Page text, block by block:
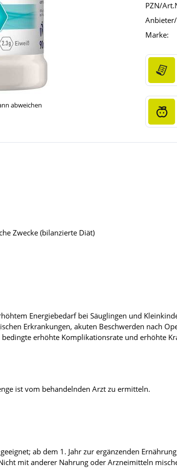
abweichen
PZN/
Marke:
Zwecke (bilanzierte Diät)
Energiebedarf bei Säuglingen und
Erkrankungen, akuten Beschwerden nach
erhöhte Komplikationsrate und erhöhte
ist vom behandelnden Arzt zu ermitteln.
ab dem 1. Jahr zur ergänzenden Ernährung
mit anderer Nahrung oder Arzneimitteln